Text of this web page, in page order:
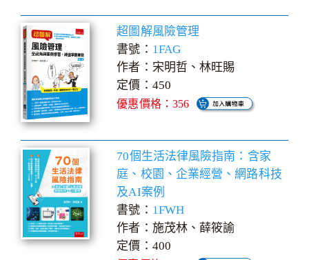
超圖解風險管理
書號： 1FAG
作者：宋明哲、林旺賜
定價：450
優惠價格：356
70個生活法律風險指南：含家
庭、校園、企業經營、網路科技
及AI案例
書號： 1FWH
作者：施茂林、薛筱諭
定價：400